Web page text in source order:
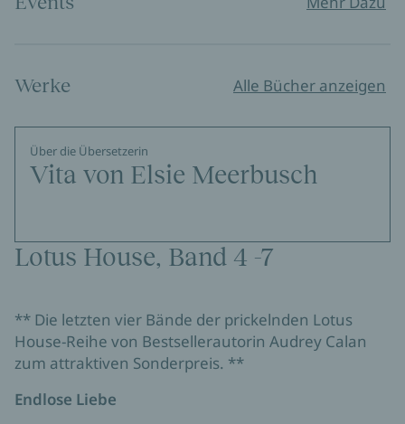
Werke Alle Bücher anzeigen
Über die Übersetzerin
Vita von Elsie Meerbusch
Lotus House, Band 4 -7
** Die letzten vier Bände der prickelnden Lotus
House-Reihe von Bestsellerautorin Audrey Calan
zum attraktiven Sonderpreis. **
Endlose Liebe